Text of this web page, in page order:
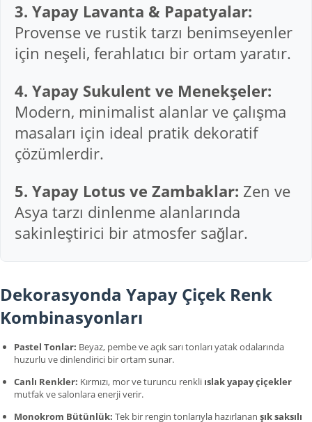
3. Yapay Lavanta & Papatyalar:
Provense ve rustik tarzı benimseyenler
için neşeli, ferahlatıcı bir ortam yaratır.
4. Yapay Sukulent ve Menekşeler:
Modern, minimalist alanlar ve çalışma
masaları için ideal pratik dekoratif
çözümlerdir.
5. Yapay Lotus ve Zambaklar: Zen ve
Asya tarzı dinlenme alanlarında
sakinleştirici bir atmosfer sağlar.
Dekorasyonda Yapay Çiçek Renk
Kombinasyonları
Pastel Tonlar: Beyaz, pembe ve açık sarı tonları yatak odalarında
huzurlu ve dinlendirici bir ortam sunar.
Canlı Renkler: Kırmızı, mor ve turuncu renkli ıslak yapay çiçekler
mutfak ve salonlara enerji verir.
Monokrom Bütünlük: Tek bir rengin tonlarıyla hazırlanan şık saksılı